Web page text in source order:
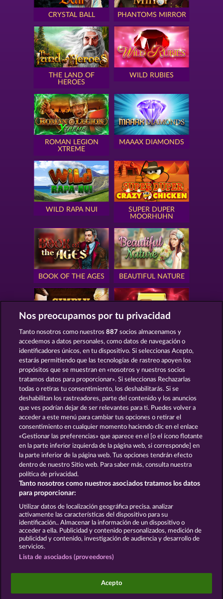
CRYSTAL BALL PHANTOMS MIRROR
THE LAND OF
HEROES
WILD RUBIES
ROMAN LEGION
XTREME
MAAAX DIAMONDS
WILD RAPA NUI
SUPER DUPER
MOORHUHN
BOOK OF THE AGES BEAUTIFUL NATURE
GOLDEN EI OF
MOORHUHN
FOREVER
DIAMONDS
Ver todos los juegos
Términos y condiciones
Declaración de privacidad
Empresa
Enviar solicitud de desistimiento
Los juegos de casino social están pensados
exclusivamente para el ocio y no influyen en la
Nos preocupamos por tu privacidad
Tanto nosotros como nuestros887 socios almacenamos y
accedemos a datos personales, como datos de navegación o
identificadores únicos, en tu dispositivo. Si seleccionas Acepto,
estarás permitiendo que las tecnologías de rastreo apoyen los
propósitos que se muestran en «nosotros y nuestros socios
tratamos datos para proporcionar». Si seleccionas Rechazarlas
todas o retiras tu consentimiento, los deshabilitarás. Si se
deshabilitan los rastreadores, parte del contenido y los anuncios
que ves podrían dejar de ser relevantes para ti. Puedes volver a
acceder a este menú para cambiar tus opciones o retirar el
consentimiento en cualquier momento haciendo clic en el enlace
«Gestionar las preferencias» que aparece en el [o el ícono flotante
en la parte inferior izquierda de la página web, si corresponde] en
la parte inferior de la página web. Tus opciones tendrán efecto
dentro de nuestro Sitio web. Para saber más, consulta nuestra
política de privacidad.
Tanto nosotros como nuestros asociados tratamos los datos
para proporcionar:
Utilizar datos de localización geográfica precisa. analizar
activamente las características del dispositivo para su
identificación.. Almacenar la información de un dispositivo o
acceder a ella. Publicidad y contenido personalizados, medición de
publicidad y contenido, investigación de audiencia y desarrollo de
servicios.
Lista de asociados (proveedores)
Acepto